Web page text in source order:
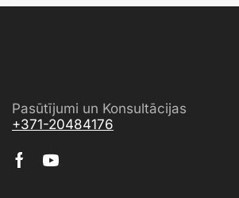
Pasūtījumi un Konsultācijas
+371-20484176